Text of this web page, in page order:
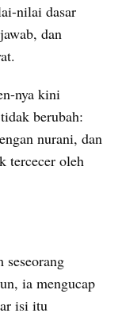
nilai dasar
dan
nya kini
berubah:
nurani, dan
tercecer oleh
seseorang
ia mengucap
isi itu